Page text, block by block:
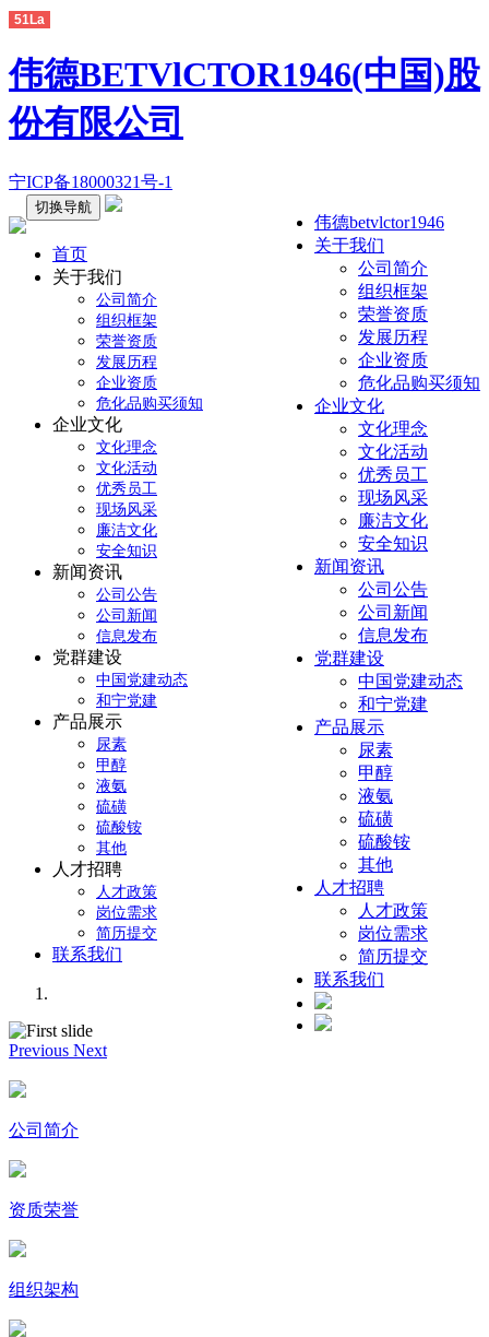
51La
伟德BETVlCTOR1946(中国)股
份有限公司
宁ICP备18000321号-1
伟德betvlctor1946
关于我们
公司简介
组织框架
荣誉资质
发展历程
企业资质
危化品购买须知
企业文化
文化理念
文化活动
优秀员工
现场风采
廉洁文化
安全知识
新闻资讯
公司公告
公司新闻
信息发布
党群建设
中国党建动态
和宁党建
产品展示
尿素
甲醇
液氨
硫磺
硫酸铵
其他
人才招聘
人才政策
岗位需求
简历提交
联系我们
切换导航
首页
关于我们
公司简介
组织框架
荣誉资质
发展历程
企业资质
危化品购买须知
企业文化
文化理念
文化活动
优秀员工
现场风采
廉洁文化
安全知识
新闻资讯
公司公告
公司新闻
信息发布
党群建设
中国党建动态
和宁党建
产品展示
尿素
甲醇
液氨
硫磺
硫酸铵
其他
人才招聘
人才政策
岗位需求
简历提交
联系我们
Previous Next
公司简介
资质荣誉
组织架构